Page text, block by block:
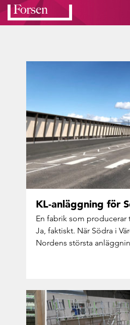
KL-​anläggning för
En fa­brik som pro­du­ce­rar
Ja, fak­tiskt. När Södra i
Nor­dens störs­ta